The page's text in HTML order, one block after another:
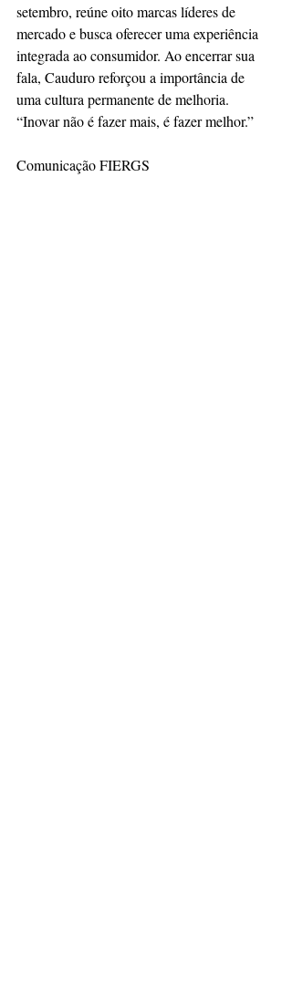
setembro, reúne oito marcas líderes de
mercado e busca oferecer uma experiência
integrada ao consumidor. Ao encerrar sua
fala, Cauduro reforçou a importância de
uma cultura permanente de melhoria.
“Inovar não é fazer mais, é fazer melhor.”
Comunicação FIERGS